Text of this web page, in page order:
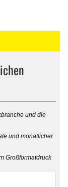
und die
und monatlicher
Großformatdruck